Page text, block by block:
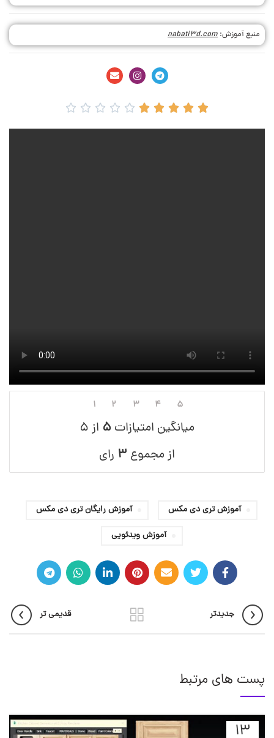
منبع آموزش: nabati3d.com










۱ ۲ ۳ ۴ ۵
میانگین امتیازات ۵ از ۵
از مجموع ۳ رای
آموزش تری دی مکس
آموزش رایگان تری دی مکس
آموزش ویدئویی
جدیدتر قدیمی تر
پست های مرتبط
13